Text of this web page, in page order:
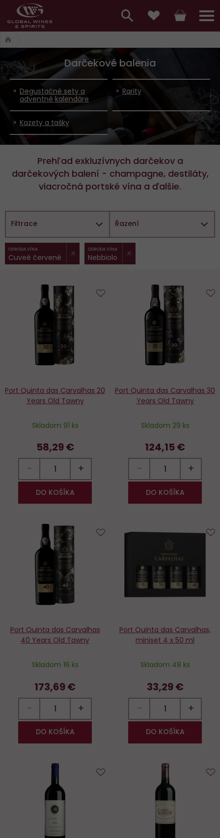
Hlavní
menu,
košík,
vyhledávání,
přihlášení
a
Darčekové balenia
Degustačné sety a
adventné kalendáre
Rarity
Kazety a tašky
Prehľad exkluzívnych darčekov a
darčekových balení - champagne, destiláty,
viacročná portské vína a ďalšie.
Filtrace
Vybrané
filtry:
ODRODA VÍNA
Cuveé červené
ZRUŠIT FILTR
ODRODA VÍNA
Nebbiolo
Řazení
Port Quinta das Carvalhas 20
Years Old Tawny
Skladom 91 ks
58,29 €
− +
DO KOŠÍKA
obľúbených
Port Quinta das Carvalhas 30
Years Old Tawny
Skladom 29 ks
124,15 €
− +
DO KOŠÍKA
Port Quinta das Carvalhas
40 Years Old Tawny
Skladom 16 ks
173,69 €
− +
DO KOŠÍKA
Port Quinta das Carvalhas,
miniset 4 x 50 ml
Skladom 48 ks
33,29 €
− +
DO KOŠÍKA